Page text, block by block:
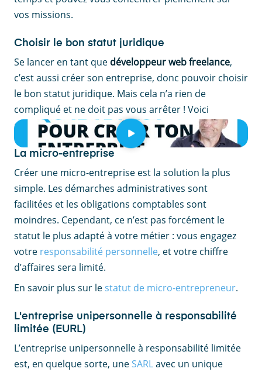
vos missions.
Choisir le bon statut juridique
Se lancer en tant que développeur web freelance,
c’est aussi créer son entreprise, donc pouvoir choisir
le bon statut juridique. Mais cela n’a rien de
compliqué et ne doit pas vous arrêter ! Voici
quelques options qui s’offrent à vous.
La micro-entreprise
Créer une micro-entreprise est la solution la plus
simple. Les démarches administratives sont
facilitées et les obligations comptables sont
moindres. Cependant, ce n’est pas forcément le
statut le plus adapté à votre métier : vous engagez
votre responsabilité personnelle, et votre chiffre
d’affaires sera limité.
En savoir plus sur lestatut de micro-entrepreneur.
L'entreprise unipersonnelle à responsabilité
limitée (EURL)
L’entreprise unipersonnelle à responsabilité limitée
est, en quelque sorte, uneSARLavec un unique